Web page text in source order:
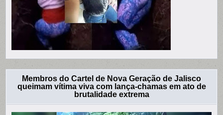
Membros do Cartel de Nova Geração de Jalisco
queimam vítima viva com lança-chamas em ato de
brutalidade extrema